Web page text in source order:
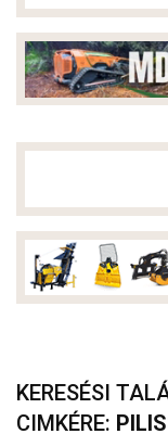
KERESÉSI
CIMKÉRE: